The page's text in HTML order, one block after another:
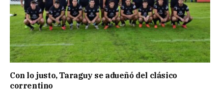
Con lo justo, Taraguy se adueñó del clásico
correntino